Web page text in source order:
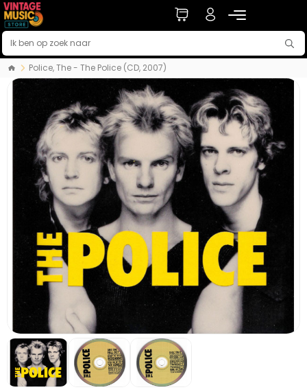
Police, The - The Police (CD, 2007)